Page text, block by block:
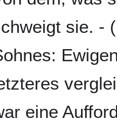
sie. - (
eine